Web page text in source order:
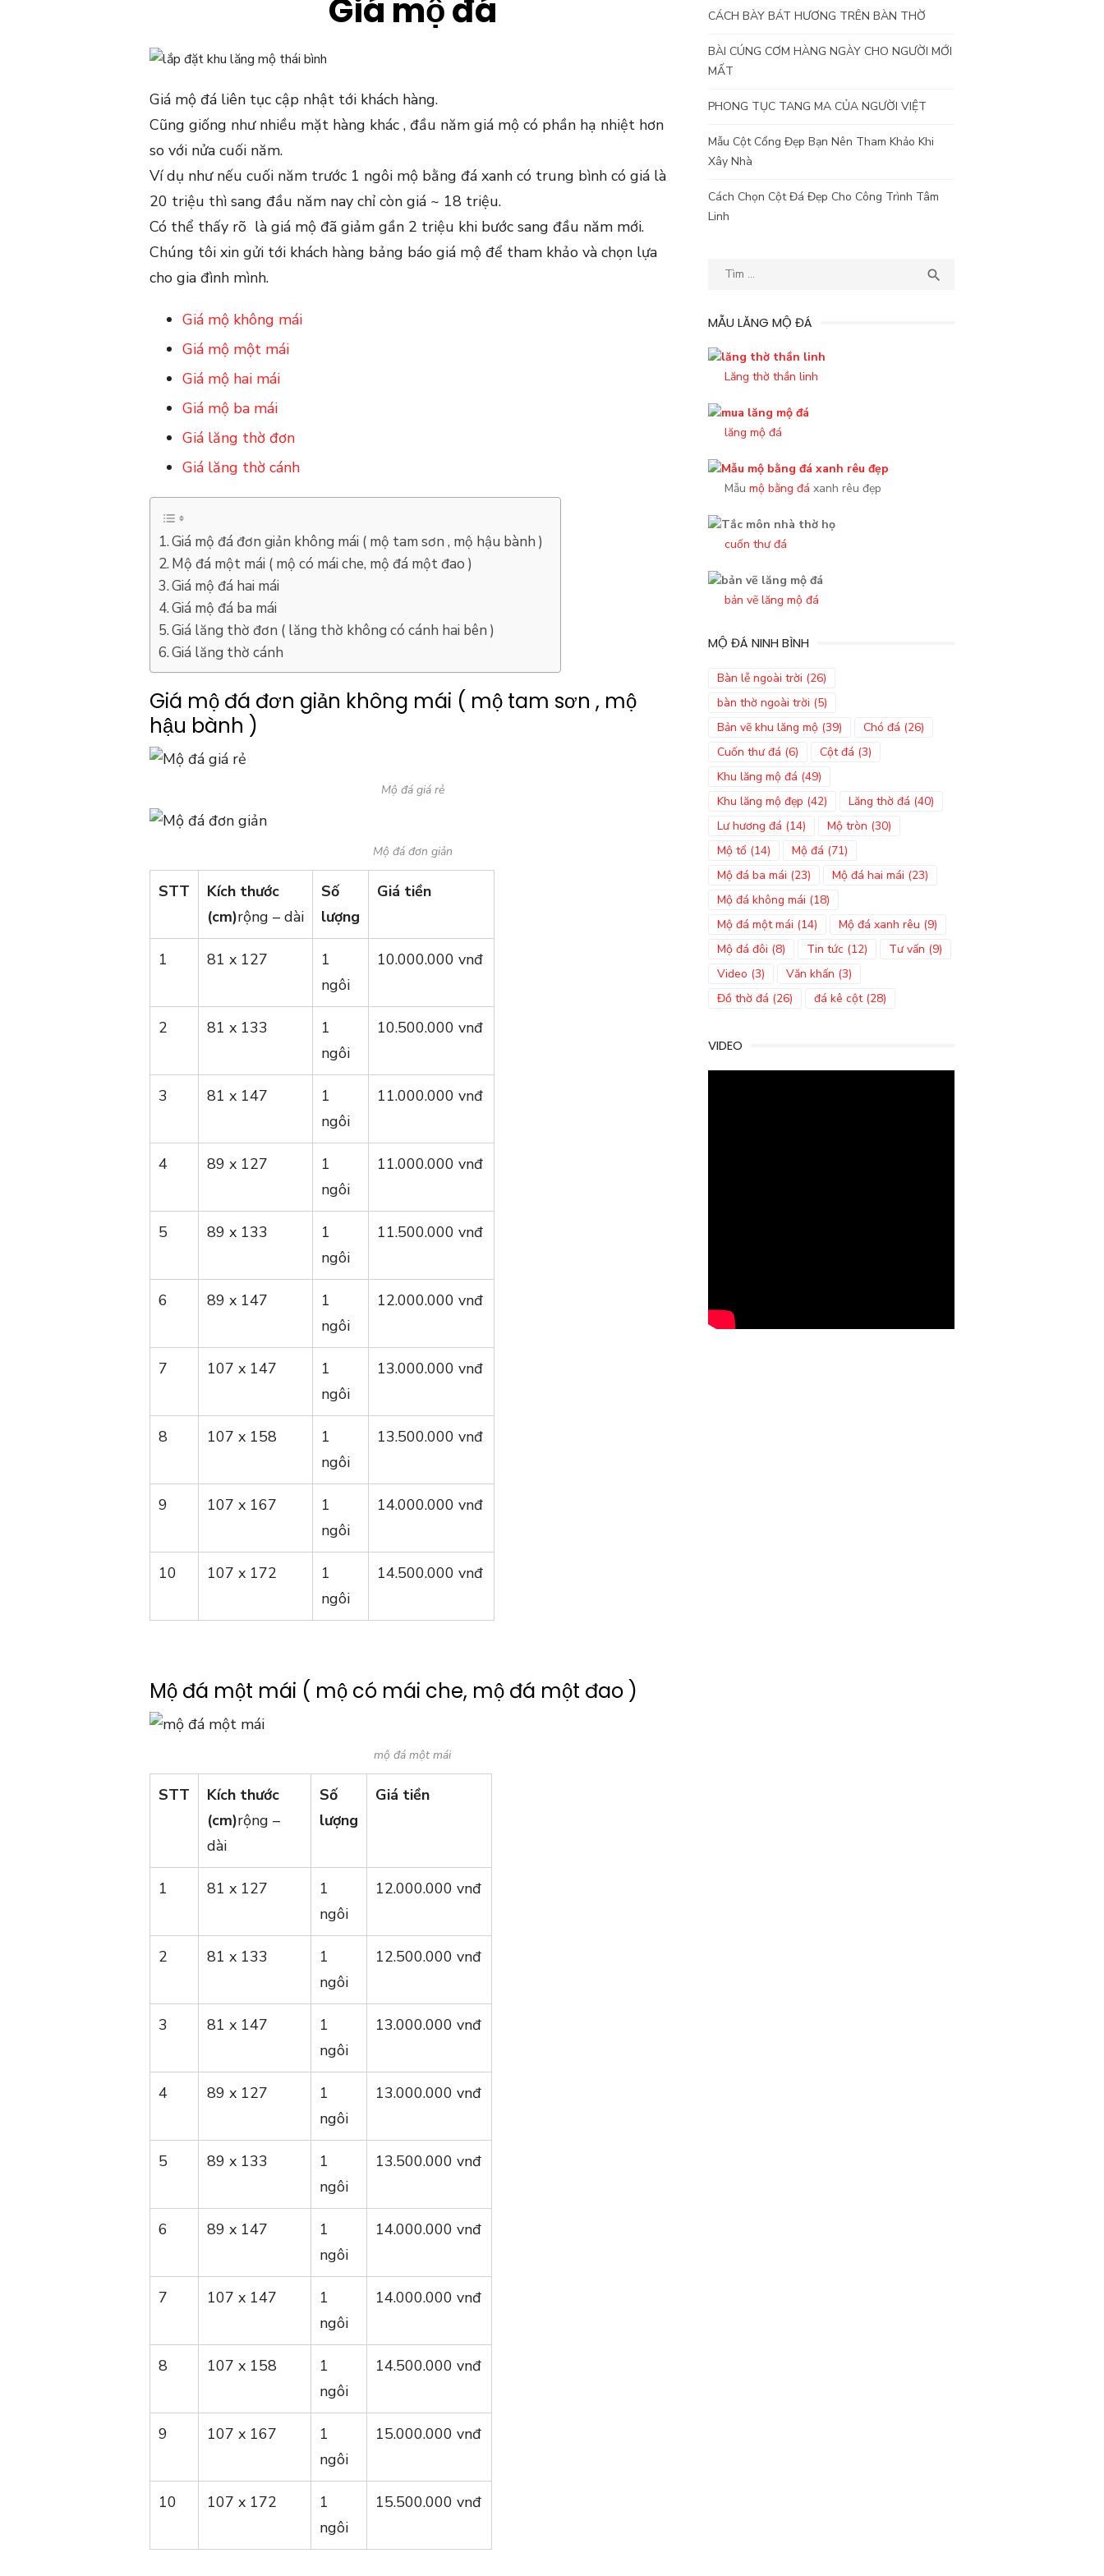
Giá mộ đá
Giá mộ đá liên tục cập nhật tới khách hàng.
Cũng giống như nhiều mặt hàng khác , đầu năm giá mộ có phần hạ nhiệt hơn
so với nửa cuối năm.
Ví dụ như nếu cuối năm trước 1 ngôi mộ bằng đá xanh có trung bình có giá là
20 triệu thì sang đầu năm nay chỉ còn giá ~ 18 triệu.
Có thể thấy rõ là giá mộ đã giảm gần 2 triệu khi bước sang đầu năm mới.
Chúng tôi xin gửi tới khách hàng bảng báo giá mộ để tham khảo và chọn lựa
cho gia đình mình.
Giá mộ không mái
Giá mộ một mái
Giá mộ hai mái
Giá mộ ba mái
Giá lăng thờ đơn
Giá lăng thờ cánh
Giá mộ đá đơn giản không mái ( mộ tam sơn , mộ hậu bành )
Mộ đá một mái ( mộ có mái che, mộ đá một đao )
Giá mộ đá hai mái
Giá mộ đá ba mái
Giá lăng thờ đơn ( lăng thờ không có cánh hai bên )
Giá lăng thờ cánh
Giá mộ đá đơn giản không mái ( mộ tam sơn , mộ
hậu bành )
Mộ đá giá rẻ
Mộ đá đơn giản
STT
Kích thước
(cm)rộng – dài
Số
lượng
Giá tiền
1 81 x 127
1
ngôi
10.000.000 vnđ
2 81 x 133
1
ngôi
10.500.000 vnđ
3 81 x 147
1
ngôi
11.000.000 vnđ
4 89 x 127
1
ngôi
11.000.000 vnđ
5 89 x 133
1
ngôi
11.500.000 vnđ
6 89 x 147
1
ngôi
12.000.000 vnđ
7 107 x 147
1
ngôi
13.000.000 vnđ
8 107 x 158
1
ngôi
13.500.000 vnđ
9 107 x 167
1
ngôi
14.000.000 vnđ
10 107 x 172
1
ngôi
14.500.000 vnđ
Mộ đá một mái ( mộ có mái che, mộ đá một đao )
mộ đá một mái
STT
Kích thước
(cm)rộng –
dài
Số
lượng
Giá tiền
1 81 x 127
1
ngôi
12.000.000 vnđ
2 81 x 133
1
ngôi
12.500.000 vnđ
3 81 x 147
1
ngôi
13.000.000 vnđ
4 89 x 127
1
ngôi
13.000.000 vnđ
5 89 x 133
1
ngôi
13.500.000 vnđ
6 89 x 147
1
ngôi
14.000.000 vnđ
7 107 x 147
1
ngôi
14.000.000 vnđ
8 107 x 158
1
ngôi
14.500.000 vnđ
9 107 x 167
1
ngôi
15.000.000 vnđ
10 107 x 172
1
ngôi
15.500.000 vnđ
CÁCH BÀY BÁT HƯƠNG TRÊN BÀN THỜ
BÀI CÚNG CƠM HÀNG NGÀY CHO NGƯỜI MỚI
MẤT
PHONG TỤC TANG MA CỦA NGƯỜI VIỆT
Mẫu Cột Cổng Đẹp Bạn Nên Tham Khảo Khi
Xây Nhà
Cách Chọn Cột Đá Đẹp Cho Công Trình Tâm
Linh
kiếm
cho:

MẪU LĂNG MỘ ĐÁ
Lăng thờ thần linh
lăng mộ đá
Mẫu mộ bằng đá xanh rêu đẹp
cuốn thư đá
bản vẽ lăng mộ đá
MỘ ĐÁ NINH BÌNH
Bàn lễ ngoài trời (26)
bàn thờ ngoài trời (5)
Bản vẽ khu lăng mộ (39) Chó đá (26)
Cuốn thư đá (6) Cột đá (3)
Khu lăng mộ đá (49)
Khu lăng mộ đẹp (42) Lăng thờ đá (40)
Lư hương đá (14) Mộ tròn (30)
Mộ tổ (14) Mộ đá (71)
Mộ đá ba mái (23) Mộ đá hai mái (23)
Mộ đá không mái (18)
Mộ đá một mái (14) Mộ đá xanh rêu (9)
Mộ đá đôi (8) Tin tức (12) Tư vấn (9)
Video (3) Văn khấn (3)
Đồ thờ đá (26) đá kê cột(28)
VIDEO